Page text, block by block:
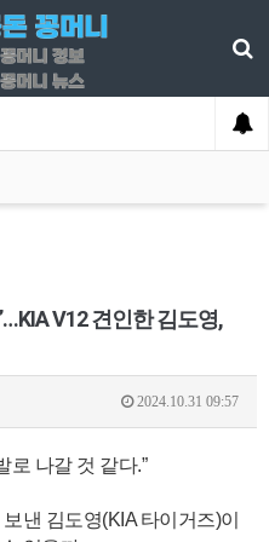
V12 견인한 김도영,
2024.10.31 09:57
로 나갈 것 같다.”
낸 김도영(KIA 타이거즈)이